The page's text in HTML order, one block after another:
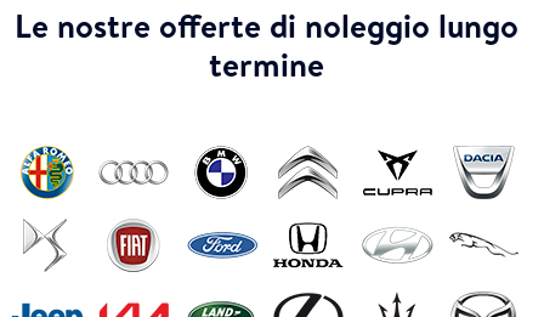
Le nostre offerte di noleggio lungo
termine